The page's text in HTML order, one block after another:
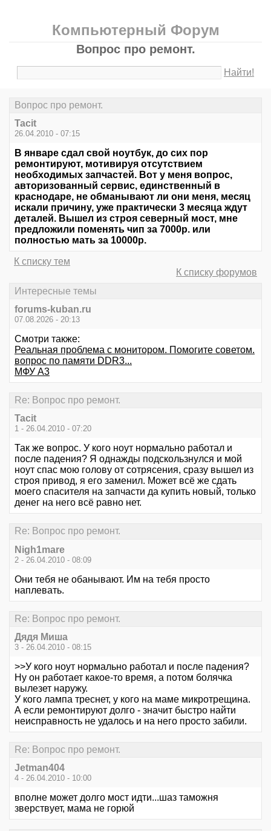
Компьютерный Форум
Вопрос про ремонт.
Найти!
Вопрос про ремонт.
Tacit
26.04.2010 - 07:15
В январе сдал свой ноутбук, до сих пор
ремонтируют, мотивируя отсутствием
необходимых запчастей. Вот у меня вопрос,
авторизованный сервис, единственный в
краснодаре, не обманывают ли они меня, месяц
искали причину, уже практически 3 месяца ждут
деталей. Вышел из строя северный мост, мне
предложили поменять чип за 7000р. или
полностью мать за 10000р.
К списку тем
К списку форумов
Интересные темы
forums-kuban.ru
07.08.2026 - 20:13
Смотри также:
Реальная проблема с монитором. Помогите советом.
вопрос по памяти DDR3...
МФУ А3
Re: Вопрос про ремонт.
Tacit
1 - 26.04.2010 - 07:20
Так же вопрос. У кого ноут нормально работал и
после падения? Я однажды подскользнулся и мой
ноут спас мою голову от сотрясения, сразу вышел из
строя привод, я его заменил. Может всё же сдать
моего спасителя на запчасти да купить новый, только
денег на него всё равно нет.
Re: Вопрос про ремонт.
Nigh1mare
2 - 26.04.2010 - 08:09
Они тебя не обанывают. Им на тебя просто
наплевать.
Re: Вопрос про ремонт.
Дядя Миша
3 - 26.04.2010 - 08:15
>>У кого ноут нормально работал и после падения?
Ну он работает какое-то время, а потом болячка
вылезет наружу.
У кого лампа треснет, у кого на маме микротрещина.
А если ремонтируют долго - значит быстро найти
неисправность не удалось и на него просто забили.
Re: Вопрос про ремонт.
Jetman404
4 - 26.04.2010 - 10:00
вполне может долго мост идти...шаз таможня
зверствует, мама не горюй